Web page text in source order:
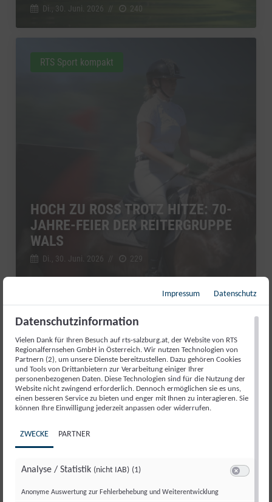
Di., 30. Juni. 2026 // 240
HOCH ZU ROSS TROTZ HITZE: 70-
JAHRE-FEIER DER REITERGRUPPE
WALS
Di., 30. Juni. 2026 229
RTS Sport kompakt
AUFATMEN IN ABTENAU: DIE
KARKOGELBAHN IST GERETTET
Impressum Datenschutz
Datenschutzinformation
Vielen Dank für Ihren Besuch auf rts-salzburg.at, der Website von RTS
Regionalfernsehen GmbH in Österreich. Wir nutzen Technologien von
Partnern (2), um unsere Dienste bereitzustellen. Dazu gehören Cookies
und Tools von Drittanbietern zur Verarbeitung einiger Ihrer
personenbezogenen Daten. Diese Technologien sind für die Nutzung der
Website nicht zwingend erforderlich. Dennoch ermöglichen sie es uns,
einen besseren Service zu bieten und enger mit Ihnen zu interagieren. Sie
können Ihre Einwilligung jederzeit anpassen oder widerrufen.
ZWECKE PARTNER
Analyse / Statistik (nicht IAB) (1)
Anonyme Auswertung zur Fehlerbehebung und Weiterentwicklung